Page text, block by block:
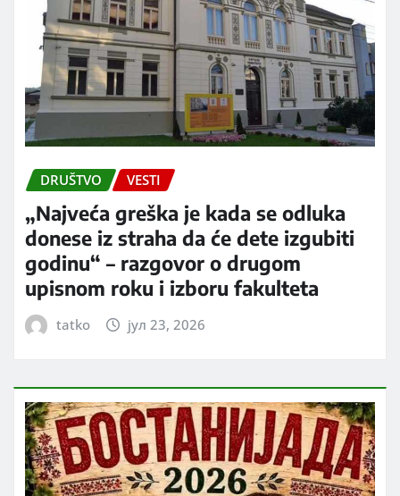
DRUŠTVO VESTI
„Najveća greška je kada se odluka
donese iz straha da će dete izgubiti
godinu“ – razgovor o drugom
upisnom roku i izboru fakulteta
tatko јул 23, 2026